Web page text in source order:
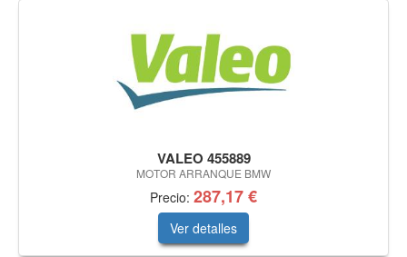
VALEO 455889
MOTOR ARRANQUE BMW
Precio: 287,17 €
Ver detalles